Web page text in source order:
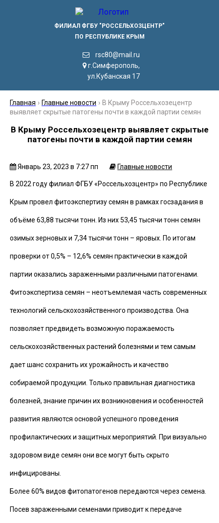
ФИЛИАЛ ФГБУ "РОССЕЛЬХОЗЦЕНТР"
ПО РЕСПУБЛИКЕ КРЫМ
rsc80@mail.ru
г.Симферополь,
ул.Кубанская 17
Главная › Главные новости › В Крыму Россельхозецентр
выявляет скрытые патогены почти в каждой партии семян
В Крыму Россельхозецентр выявляет скрытые
патогены почти в каждой партии семян
Январь 23, 2023 в 7:27 пп Главные новости
В 2022 году филиал ФГБУ «Россельхозцентр» по Республике
Крым провел фитоэкспертизу семян в рамках госзадания в
объёме 63,88 тысячи тонн. Из них 53,45 тысячи тонн семян
озимых зерновых и 7,34 тысячи тонн – яровых. По итогам
проверки от 0,5% – 12,6% семян практически в каждой
партии оказались зараженными различными патогенами.
Фитоэкспертиза семян – неотъемлемая часть современных
технологий сельскохозяйственного производства. Она
позволяет предвидеть возможную поражаемость
сельскохозяйственных растений болезнями и тем самым
дает шанс сохранить их урожайность и качество
собираемой продукции. Только правильная диагностика
болезней, знание причин их возникновения и особенностей
развития являются основой успешного проведения
профилактических и защитных мероприятий. При визуально
здоровом виде семян они все могут быть скрыто
инфицированы.
Более 60% видов фитопатогенов передаются через семена.
Посев зараженными семенами приводит к передаче